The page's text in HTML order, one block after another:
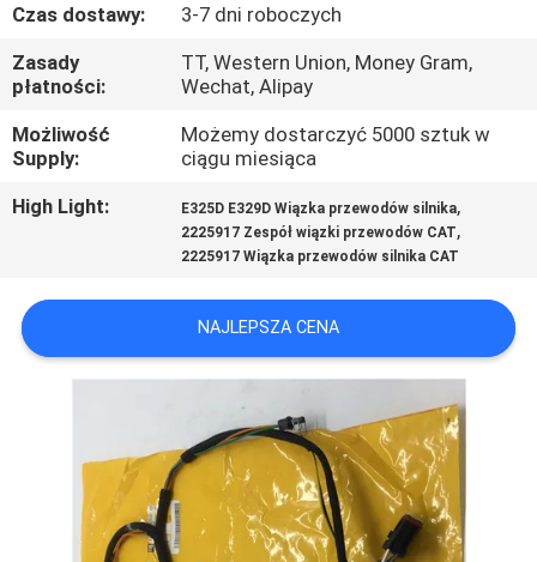
SIĘ
Z
NAMI
BLOG
PRIVACY
POLICY
Czas dostawy:
3-7 dni roboczych
Zasady
płatności:
TT, Western Union, Money Gram,
Wechat, Alipay
Możliwość
Supply:
Możemy dostarczyć 5000 sztuk w
ciągu miesiąca
High Light:
E325D E329D Wiązka przewodów silnika,
2225917 Zespół wiązki przewodów CAT,
2225917 Wiązka przewodów silnika CAT
NAJLEPSZA CENA